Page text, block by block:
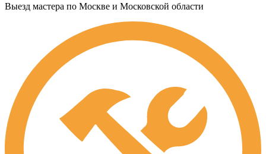
Выезд мастера по Москве и Московской области